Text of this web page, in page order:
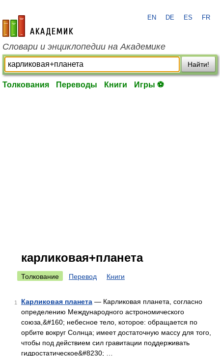
academic.ru
EN DE ES FR
Словари и энциклопедии на Академике
Найти!
Толкования Переводы Книги Игры ⚽
карликовая+планета
Толкование Перевод Книги
1 Карликовая планета — Карликовая планета, согласно
определению Международного астрономического
союза,&#160; небесное тело, которое: обращается по
орбите вокруг Солнца; имеет достаточную массу для того,
чтобы под действием сил гравитации поддерживать
гидростатическое&#8230; …